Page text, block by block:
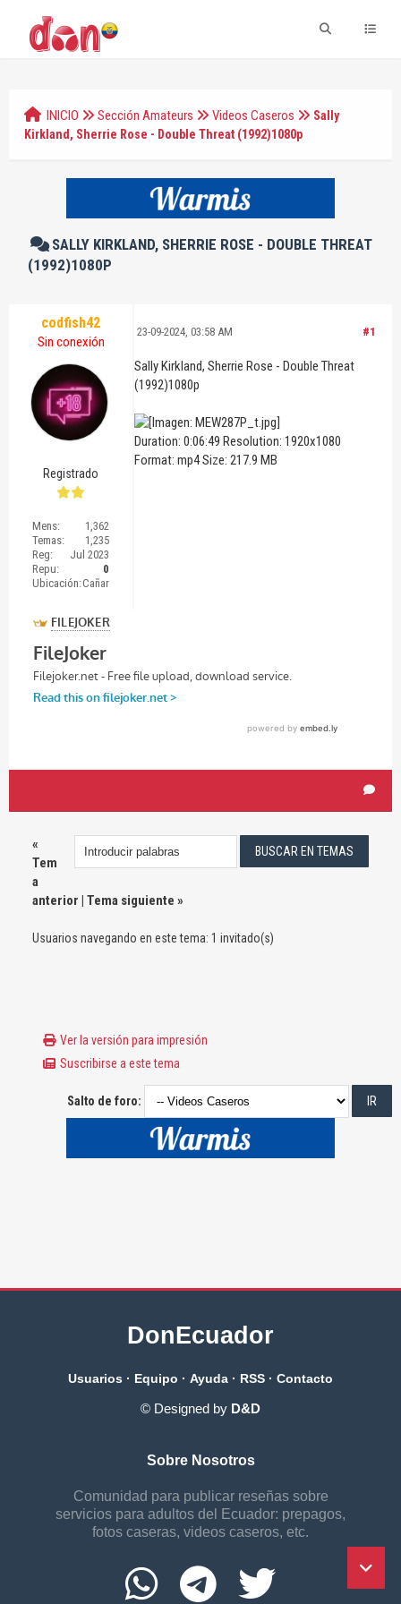
INICIO Sección Amateurs Videos Caseros
Sally
Kirkland, Sherrie Rose - Double Threat (1992)1080p
SALLY KIRKLAND, SHERRIE ROSE - DOUBLE THREAT
(1992)1080P
codfish42
Sin conexión
Registrado
Mens:
1,362
Temas:
1,235
Reg:
Jul 2023
Repu:
0
Ubicación:Cañar
#1
23-09-2024, 03:58 AM
Sally Kirkland, Sherrie Rose - Double Threat
(1992)1080p
Duration: 0:06:49 Resolution: 1920x1080
Format: mp4 Size: 217.9 MB
«
Tem
a
anterior | Tema siguiente »
Usuarios navegando en este tema: 1 invitado(s)
Ver la versión para impresión
Suscribirse a este tema
Salto de foro:
DonEcuador
Usuarios · Equipo · Ayuda · RSS · Contacto
© Designed by D&D
Sobre Nosotros
Comunidad para publicar reseñas sobre
servicios para adultos del Ecuador: prepagos,
fotos caseras, videos caseros, etc.